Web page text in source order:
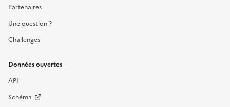
Partenaires
Une question ?
Challenges
Données ouvertes
API
Schéma